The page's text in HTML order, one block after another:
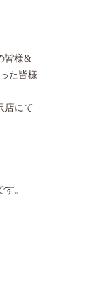
皆様&
た皆様
店にて
。